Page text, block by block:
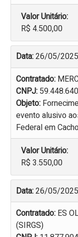
Valor Unitário:
R$ 4.500,00
Data:26/05/2025
Contratado:
CNPJ:
Objeto:
evento alusivo
Federal em
Valor Unitário:
R$ 3.550,00
Data:26/05/2025
Contratado: ES
(SIRGS)